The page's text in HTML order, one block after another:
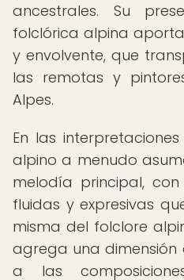
ancestrales. Su
folclórica alpina
y envolvente, que
las remotas y
Alpes.
En las
alpino a menudo
melodía principal,
fluidas y expresivas
misma del folclore
agrega una
a las